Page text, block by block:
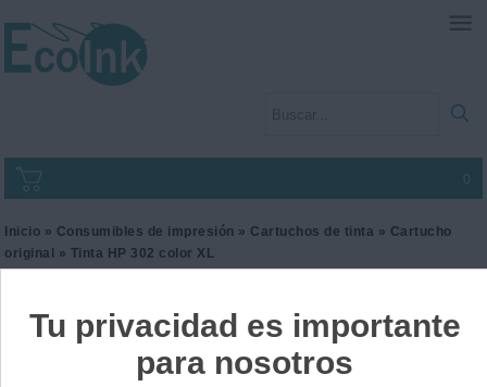
0
Inicio » Consumibles de impresión » Cartuchos de tinta » Cartucho
original
» Tinta HP 302 color XL
Tinta HP 302 color XL
Ref. F6U67AE